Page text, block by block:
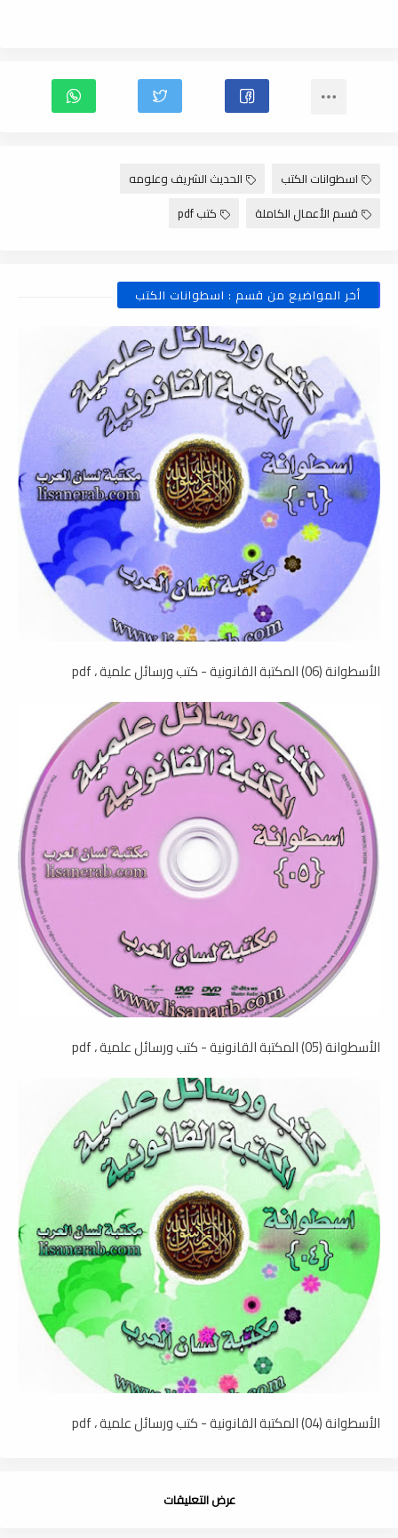
اسطوانات الكتب
الحديث الشريف وعلومه
قسم الأعمال الكاملة
كتب pdf
أخر المواضيع من قسم : اسطوانات الكتب
الأسطوانة (06) المكتبة القانونية - كتب ورسائل علمية ، pdf
الأسطوانة (05) المكتبة القانونية - كتب ورسائل علمية ، pdf
الأسطوانة (04) المكتبة القانونية - كتب ورسائل علمية ، pdf
عرض التعليقات